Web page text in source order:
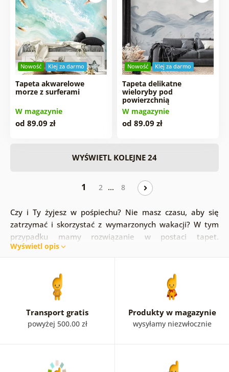
Nowość Klej za darmo
Tapeta akwarelowe
morze z surferami
W magazynie
od 89.09 zł
Nowość Klej za darmo
Tapeta delikatne
wieloryby pod
powierzchnią
W magazynie
od 89.09 zł
WYŚWIETL KOLEJNE 24
1 2 … 8
Czy i Ty żyjesz w pośpiechu? Nie masz czasu, aby się
zatrzymać i skorzystać z wymarzonych wakacji? W tym
przypadku mamy rozwiązanie w postaci tapet.
Fototapeta z morzem, oceanem, czy plażą ożywi wnętrze
egzotycznych krajach, zjedz obiad lub wypij kawę z
widokiem na piękny pejzaż. Fototapeta z morzem doda
domowi charakteru i podkreśli unikalny styl.
Wyświetl opis
Transport gratis
powyżej 500.00 zł
Produkty w magazynie
wysyłamy niezwłocznie